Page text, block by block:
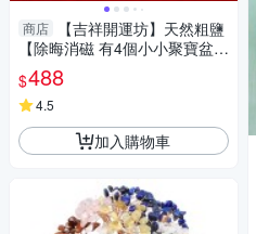
商店
【吉祥開運坊】天然粗鹽
【除晦消磁 有4個小小聚寶盆+
3包海鹽 消磁碗+海鹽】淨化陽
宅
$488
4.5
加入購物車